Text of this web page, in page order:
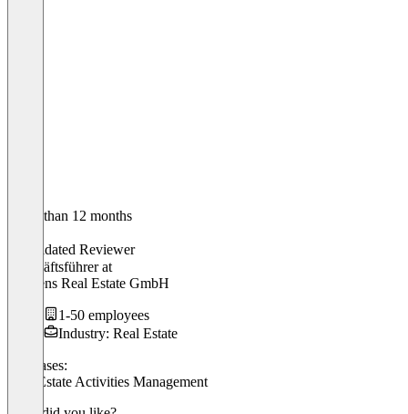
Older than 12 months
Validated Reviewer
Geschäftsführerat
Merkens Real Estate GmbH
1-50 employees
Industry: Real Estate
Use cases:
Real Estate Activities Management